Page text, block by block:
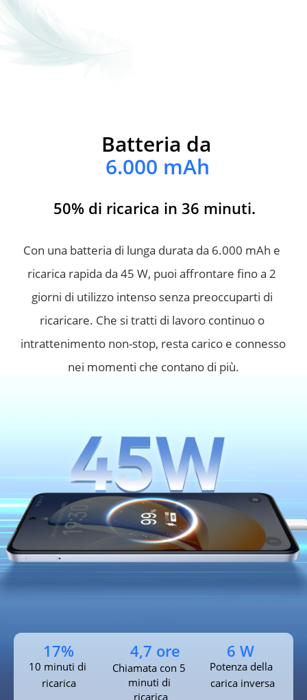
6.000 mAh
Batteria da
Con una batteria di lunga durata da 6.000 mAh e
ricarica rapida da 45 W, puoi affrontare fino a 2
giorni di utilizzo intenso senza preoccuparti di
ricaricare. Che si tratti di lavoro continuo o
intrattenimento non-stop, resta carico e connesso
Utilizzo
2 giorni
Riproduzione
14,7 ore
MLBB Gaming¹
8,9 ore Standby¹
733,5 ore
Over 8 Hours Gaming when 100%
6.000 mAh
Batteria da
Con una batteria di lunga durata da 6.000 mAh e
ricarica rapida da 45 W, puoi affrontare fino a 2
giorni di utilizzo intenso senza preoccuparti di
ricaricare. Che si tratti di lavoro continuo o
intrattenimento non-stop, resta carico e connesso
nei momenti che contano di più.
Chiamata con 5
minuti di
ricarica
4,7 ore
Potenza della
carica inversa
6 W
10 minuti di
ricarica
17%
50% di ricarica in 36 minuti.